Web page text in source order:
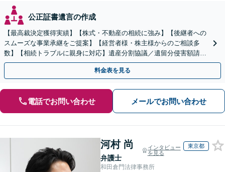
公正証書遺言の作成
【最高裁決定獲得実績】【株式・不動産の相続に強み】【後継者への
スムーズな事業承継をご提案】【経営者様・株主様からのご相談多
数】【相続トラブルに親身に対応】遺産分割協議／遺留分侵害額請求
／遺言書作成も丁寧に対応【40分相談無料】【渋谷駅3分】
料金表を見る
電話でお問い合わせ メールでお問い合わせ
河村 尚
弁護士
インタビュー
を見る
東京都
和田倉門法律事務所